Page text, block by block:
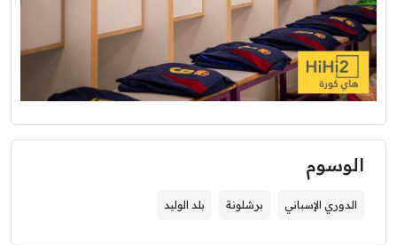
الوسوم
الدوري الإسباني برشلونة بلد الوليد